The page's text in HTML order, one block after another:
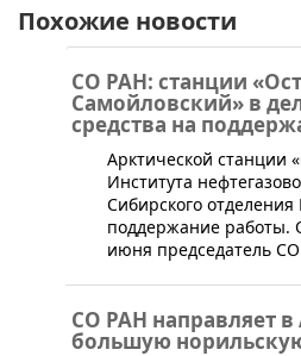
Похожие новости
СО РАН: станции
Самойловский» в
средства на
​Арктической станции
Института
Сибирского
поддержание работы.
июня председатель
СО РАН направляет в
большую